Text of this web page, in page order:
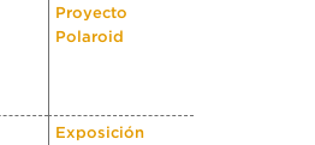
Proyecto
Polaroid
Exposición